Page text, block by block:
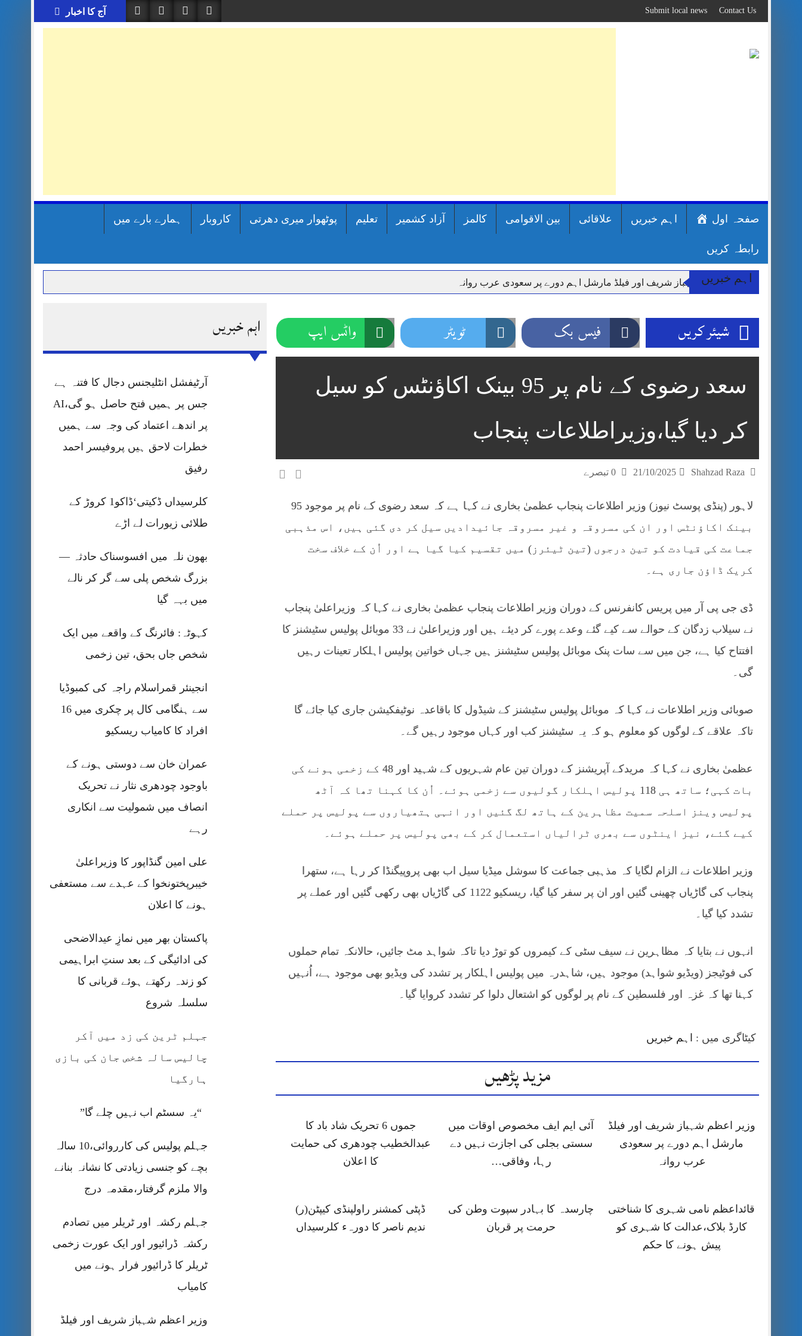
to
content
آج کا اخبار Contact Us
Submit local news
صفحہ اول اہم خبریں علاقائی بین الاقوامی کالمز آزاد کشمیر تعلیم پوٹھوار میری دھرتی کاروبار ہمارے بارے میں
رابطہ کریں
اہم خبریں
وزیر اعظم شہباز شریف اور فیلڈ مارشل اہم دورے پر سعودی عرب روانہ
قائداعظم نامی شہری کا شناختی کارڈ بلاک،عدالت کا شہری کو پیش ہونے کا حکم
چارسدہ کا بہادر سپوت وطن کی حرمت پر قربان
ڈپٹی کمشنر راولپنڈی کیپٹن(ر) ندیم ناصر کا دورہء کلرسیداں
شہید گر وپ کیپٹنعاصم طارق مکمل فوجی اعزاز کے ساتھ سپردِ خاک
اہم خبریں
آرٹیفشل انٹلیجنس دجال کا فتنہ ہے
جس پر ہمیں فتح حاصل ہو گی،AI
پر اندھے اعتماد کی وجہ سے ہمیں
خطرات لاحق ہیں پروفیسر احمد
رفیق
کلرسیداں ڈکیتی‘ڈاکو1 کروڑ کے
طلائی زیورات لے اڑے
بھون نلہ میں افسوسناک حادثہ —
بزرگ شخص پلی سے گر کر نالے
میں بہہ گیا
کہوٹہ: فائرنگ کے واقعے میں ایک
شخص جاں بحق، تین زخمی
انجینئر قمراسلام راجہ کی کمبوڈیا
سے ہنگامی کال پر چکری میں 16
افراد کا کامیاب ریسکیو
عمران خان سے دوستی ہونے کے
باوجود چودھری نثار نے تحریک
انصاف میں شمولیت سے انکاری
رہے
علی امین گنڈاپور کا وزیراعلیٰ
خیبرپختونخوا کے عہدے سے مستعفی
ہونے کا اعلان
پاکستان بھر میں نمازِ عیدالاضحی
کی ادائیگی کے بعد سنتِ ابراہیمی
کو زندہ رکھتے ہوئے قربانی کا
سلسلہ شروع
جہلم ٹرین کی زد میں آکر
چالیس سالہ شخص جان کی بازی
ہارگیا
“یہ سسٹم اب نہیں چلے گا”
جہلم پولیس کی کارروائی،10 سالہ
بچے کو جنسی زیادتی کا نشانہ بنانے
والا ملزم گرفتار،مقدمہ درج
جہلم رکشہ اور ٹریلر میں تصادم
رکشہ ڈرائیور اور ایک عورت زخمی
ٹریلر کا ڈرائیور فرار ہونے میں
کامیاب
وزیر اعظم شہباز شریف اور فیلڈ
شیئر کریں فیس بک ٹویٹر واٹس ایپ
سعد رضوی کے نام پر 95 بینک اکاؤنٹس کو سیل
کر دیا گیا،وزیراطلاعات پنجاب
Shahzad Raza
21/10/2025
لاہور (پنڈی پوسٹ نیوز) وزیر اطلاعات پنجاب عظمیٰ بخاری نے کہا ہے کہ سعد رضوی کے نام پر موجود 95
بینک اکاؤنٹس اور ان کی مسروقہ و غیر مسروقہ جائیدادیں سیل کر دی گئی ہیں، اس مذہبی
جماعت کی قیادت کو تین درجوں (تین ٹیئرز) میں تقسیم کیا گیا ہے اور اُن کے خلاف سخت
کریک ڈاؤن جاری ہے۔
ڈی جی پی آر میں پریس کانفرنس کے دوران وزیر اطلاعات پنجاب عظمیٰ بخاری نے کہا کہ وزیراعلیٰ پنجاب
نے سیلاب زدگان کے حوالے سے کیے گئے وعدے پورے کر دیئے ہیں اور وزیراعلیٰ نے 33 موبائل پولیس سٹیشنز کا
افتتاح کیا ہے، جن میں سے سات پنک موبائل پولیس سٹیشنز ہیں جہاں خواتین پولیس اہلکار تعینات رہیں
گی۔
صوبائی وزیر اطلاعات نے کہا کہ موبائل پولیس سٹیشنز کے شیڈول کا باقاعدہ نوٹیفکیشن جاری کیا جائے گا
تاکہ علاقے کے لوگوں کو معلوم ہو کہ یہ سٹیشنز کب اور کہاں موجود رہیں گے۔
عظمیٰ بخاری نے کہا کہ مریدکے آپریشنز کے دوران تین عام شہریوں کے شہید اور 48 کے زخمی ہونے کی
بات کہی؛ ساتھ ہی 118 پولیس اہلکار گولیوں سے زخمی ہوئے۔ اُن کا کہنا تھا کہ آٹھ
پولیس وینز اسلحہ سمیت مظاہرین کے ہاتھ لگ گئیں اور انہی ہتھیاروں سے پولیس پر حملے
کیے گئے، نیز اینٹوں سے بھری ٹرالیاں استعمال کر کے بھی پولیس پر حملے ہوئے۔
وزیر اطلاعات نے الزام لگایا کہ مذہبی جماعت کا سوشل میڈیا سیل اب بھی پروپیگنڈا کر رہا ہے، ستھرا
پنجاب کی گاڑیاں چھینی گئیں اور ان پر سفر کیا گیا، ریسکیو 1122 کی گاڑیاں بھی رکھی گئیں اور عملے پر
تشدد کیا گیا۔
انہوں نے بتایا کہ مظاہرین نے سیف سٹی کے کیمروں کو توڑ دیا تاکہ شواہد مٹ جائیں، حالانکہ تمام حملوں
کی فوٹیجز (ویڈیو شواہد) موجود ہیں، شاہدرہ میں پولیس اہلکار پر تشدد کی ویڈیو بھی موجود ہے، اُنہیں
کہنا تھا کہ غزہ اور فلسطین کے نام پر لوگوں کو اشتعال دلوا کر تشدد کروایا گیا۔
کیٹاگری میں : اہم خبریں
مزید پڑھیں
وزیر اعظم شہباز شریف اور فیلڈ
مارشل اہم دورے پر سعودی
عرب روانہ
آئی ایم ایف مخصوص اوقات میں
سستی بجلی کی اجازت نہیں دے
رہا، وفاقی…
جموں 6 تحریک شاد باد کا
عبدالخطیب چودھری کی حمایت
کا اعلان
قائداعظم نامی شہری کا شناختی
کارڈ بلاک،عدالت کا شہری کو
پیش ہونے کا حکم
چارسدہ کا بہادر سپوت وطن کی
حرمت پر قربان
ڈپٹی کمشنر راولپنڈی کیپٹن(ر)
ندیم ناصر کا دورہء کلرسیداں